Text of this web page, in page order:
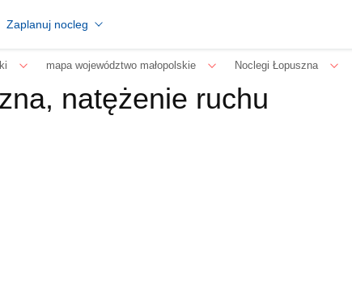
Zaplanuj nocleg
mapa województwo małopolskie Noclegi Łopuszna
natężenie ruchu